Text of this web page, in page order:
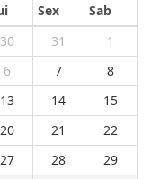
Sex
Sab
30 31
1
6 7
8
13 14
15
20 21
22
27 28
29